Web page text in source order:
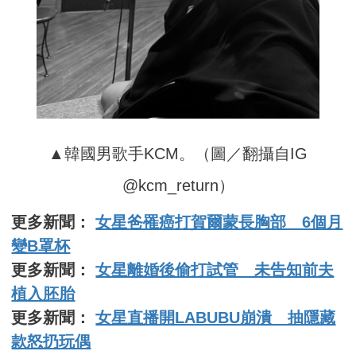
▲韓國男歌手KCM。（圖／翻攝自IG
@kcm_return）
更多新聞：女星爸罹癌打賀爾蒙長胸部 6個月
變B罩杯
更多新聞：女星離婚後偷打試管 未告知前夫
植入胚胎
更多新聞：女星直播開LABUBU崩潰 抽隱藏
款怒扔玩偶